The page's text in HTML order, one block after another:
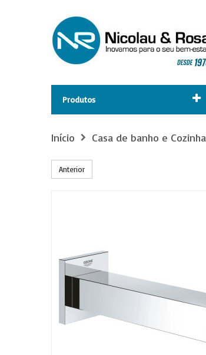
Produtos
Início Casa de banho e Cozinha
Anterior